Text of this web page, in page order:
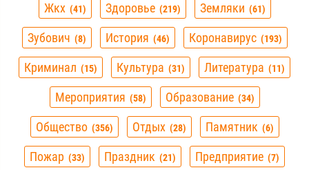
Жкх 41 Здоровье 219 Земляки 61
Зубович 8 История 46 Коронавирус 193
Криминал 15 Культура 31 Литература 11
Мероприятия 58 Образование 34
Общество 356 Отдых 28 Памятник 6
Пожар 33 Праздник 21 Предприятие 7